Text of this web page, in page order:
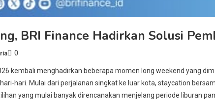
BRI Finance Hadirkan Solusi
0
kembali menghadirkan beberapa momen long weekend yang
hari. Mulai dari perjalanan singkat ke luar kota, staycation
yang mulai banyak direncanakan menjelang periode liburan